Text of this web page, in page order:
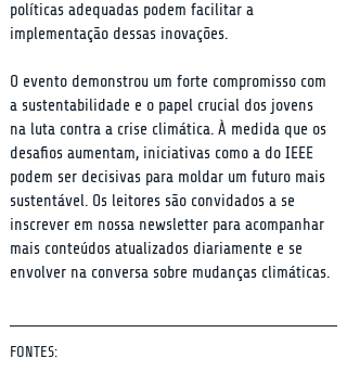
políticas adequadas podem facilitar a
implementação dessas inovações.
O evento demonstrou um forte compromisso com
a sustentabilidade e o papel crucial dos jovens
na luta contra a crise climática. À medida que os
desafios aumentam, iniciativas como a do IEEE
podem ser decisivas para moldar um futuro mais
sustentável. Os leitores são convidados a se
inscrever em nossa newsletter para acompanhar
mais conteúdos atualizados diariamente e se
envolver na conversa sobre mudanças climáticas.
FONTES: